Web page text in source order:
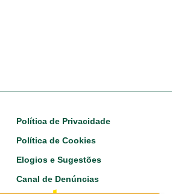
Footer
Política de Privacidade
Política de Cookies
Elogios e Sugestões
Canal de Denúncias